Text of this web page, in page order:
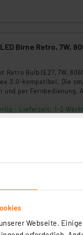
Webseite.
tint Smart Home LED Birne
Retro Bulb (E27, 7W,
3.0-kompatibel. Die
und per Fernbedienung,
- Lieferzeit: 1-2
Retro Globe Gold XXL